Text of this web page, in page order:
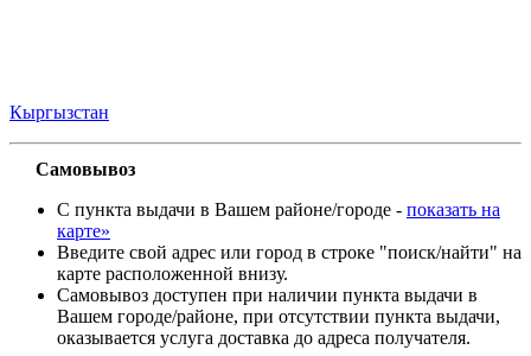
Кыргызстан
Самовывоз
С пункта выдачи в Вашем районе/городе - показать на
карте»
Введите свой адрес или город в строке "поиск/найти" на
карте расположенной внизу.
Самовывоз доступен при наличии пункта выдачи в
Вашем городе/районе, при отсутствии пункта выдачи,
оказывается услуга доставка до адреса получателя.